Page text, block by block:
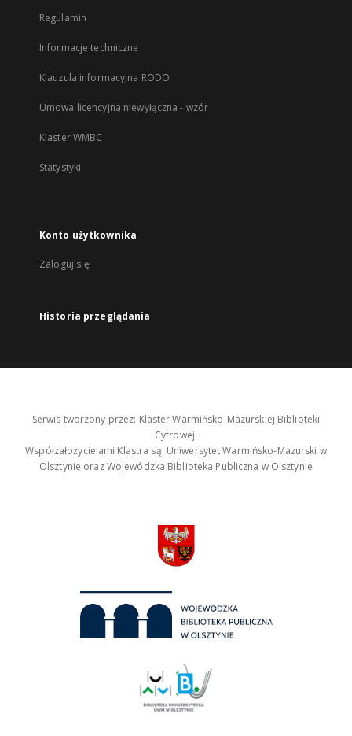
Regulamin
Informacje techniczne
Klauzula informacyjna RODO
Umowa licencyjna niewyłączna - wzór
Klaster WMBC
Statystyki
Konto użytkownika
Zaloguj się
Historia przeglądania
Serwis tworzony przez: Klaster Warmińsko-Mazurskiej Biblioteki
Cyfrowej.
Współzałożycielami Klastra są: Uniwersytet Warmińsko-Mazurski w
Olsztynie oraz Wojewódzka Biblioteka Publiczna w Olsztynie